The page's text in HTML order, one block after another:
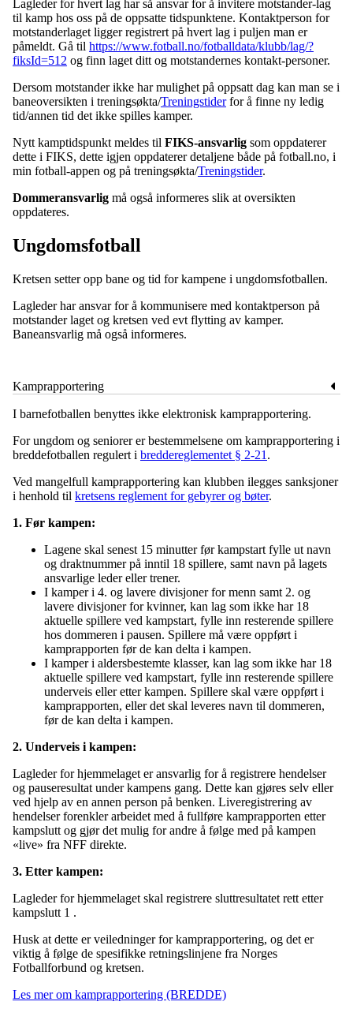
Lagleder for hvert lag har så ansvar for å invitere motstander-lag
til kamp hos oss på de oppsatte tidspunktene. Kontaktperson for
motstanderlaget ligger registrert på hvert lag i puljen man er
påmeldt. Gå til https://www.fotball.no/fotballdata/klubb/lag/?
fiksId=512 og finn laget ditt og motstandernes kontakt-personer.
Dersom motstander ikke har mulighet på oppsatt dag kan man se i
baneoversikten i treningsøkta/Treningstiderfor å finne ny ledig
tid/annen tid det ikke spilles kamper.
Nytt kamptidspunkt meldes til FIKS-ansvarlig som oppdaterer
dette i FIKS, dette igjen oppdaterer detaljene både på fotball.no, i
min fotball-appen og på treningsøkta/Treningstider.
Dommeransvarlig må også informeres slik at oversikten
oppdateres.
Ungdomsfotball
Kretsen setter opp bane og tid for kampene i ungdomsfotballen.
Lagleder har ansvar for å kommunisere med kontaktperson på
motstander laget og kretsen ved evt flytting av kamper.
Baneansvarlig må også informeres.
Kamprapportering
I barnefotballen benyttes ikke elektronisk kamprapportering.
For ungdom og seniorer er bestemmelsene om kamprapportering i
breddefotballen regulert i breddereglementet § 2-21 .
Ved mangelfull kamprapportering kan klubben ilegges sanksjoner
i henhold til kretsens reglement for gebyrer og bøter.
1. Før kampen:
Lagene skal senest 15 minutter før kampstart fylle ut navn
og draktnummer på inntil 18 spillere, samt navn på lagets
ansvarlige leder eller trener.
I kamper i 4. og lavere divisjoner for menn samt 2. og
lavere divisjoner for kvinner, kan lag som ikke har 18
aktuelle spillere ved kampstart, fylle inn resterende spillere
hos dommeren i pausen. Spillere må være oppført i
kamprapporten før de kan delta i kampen.
I kamper i aldersbestemte klasser, kan lag som ikke har 18
aktuelle spillere ved kampstart, fylle inn resterende spillere
underveis eller etter kampen. Spillere skal være oppført i
kamprapporten, eller det skal leveres navn til dommeren,
før de kan delta i kampen.
2. Underveis i kampen:
Lagleder for hjemmelaget er ansvarlig for å registrere hendelser
og pauseresultat under kampens gang. Dette kan gjøres selv eller
ved hjelp av en annen person på benken. Liveregistrering av
hendelser forenkler arbeidet med å fullføre kamprapporten etter
kampslutt og gjør det mulig for andre å følge med på kampen
«live» fra NFF direkte.
3. Etter kampen:
Lagleder for hjemmelaget skal registrere sluttresultatet rett etter
kampslutt 1 .
Husk at dette er veiledninger for kamprapportering, og det er
viktig å følge de spesifikke retningslinjene fra Norges
Fotballforbund og kretsen.
Les mer om kamprapportering (BREDDE)